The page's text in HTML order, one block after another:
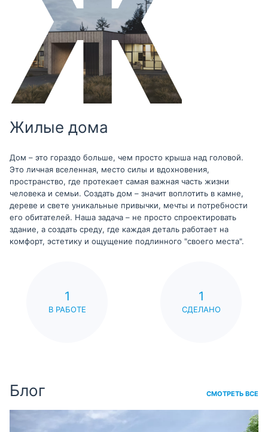
Жилые дома
Дом – это гораздо больше, чем просто крыша над головой.
Это личная вселенная, место силы и вдохновения,
пространство, где протекает самая важная часть жизни
человека и семьи. Создать дом – значит воплотить в камне,
дереве и свете уникальные привычки, мечты и потребности
его обитателей. Наша задача – не просто спроектировать
здание, а создать среду, где каждая деталь работает на
комфорт, эстетику и ощущение подлинного "своего места".
1
В РАБОТЕ
1
СДЕЛАНО
Блог СМОТРЕТЬ ВСЕ